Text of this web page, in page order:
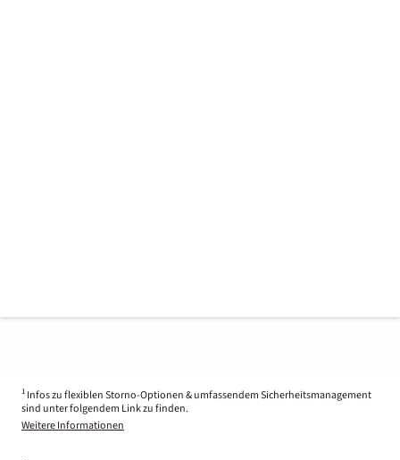
1 Infos zu flexiblen Storno-Optionen & umfassendem Sicherheitsmanagement
sind unter folgendem Link zu finden.
Weitere Informationen